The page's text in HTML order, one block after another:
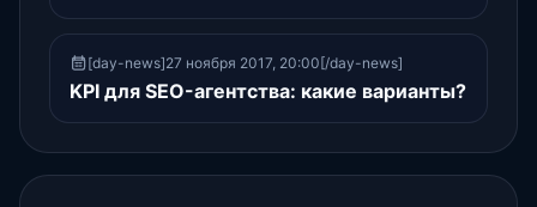
[day-news]27 ноября 2017, 20:00[/day-news]
KPI для SEO-агентства: какие варианты?